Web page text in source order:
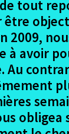
tout
2009,
avoir